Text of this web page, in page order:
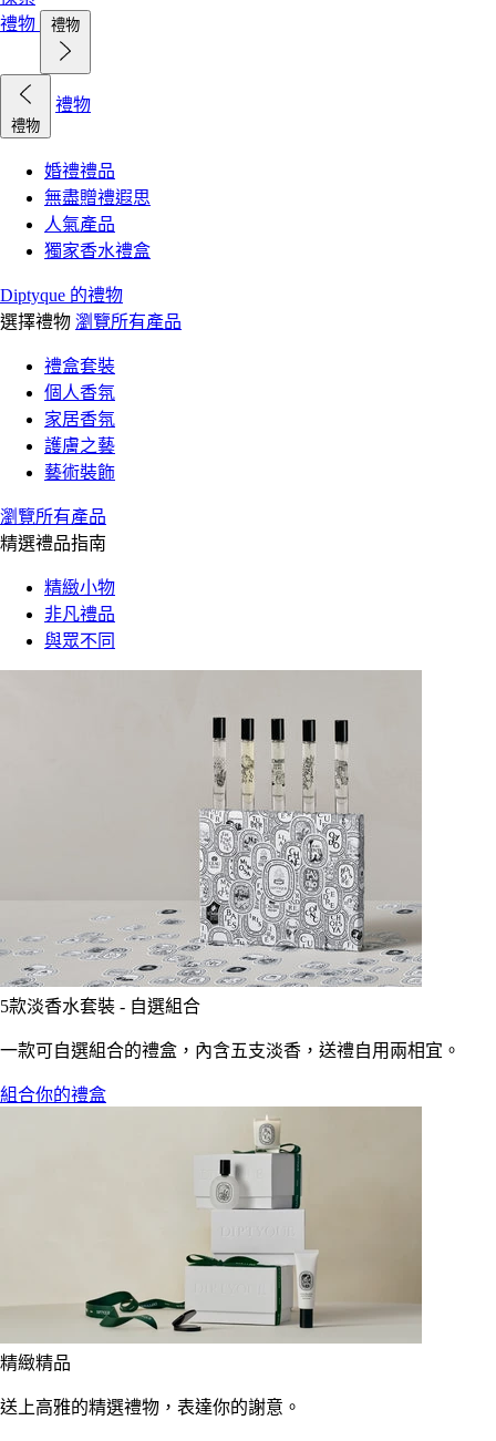
禮物
禮物
禮物
禮物
婚禮禮品
無盡贈禮遐思
人氣產品
獨家香水禮盒
Diptyque 的禮物
選擇禮物 瀏覽所有產品
禮盒套裝
個人香氛
家居香氛
護膚之藝
藝術裝飾
瀏覽所有產品
精選禮品指南
精緻小物
非凡禮品
與眾不同
5款淡香水套裝 - 自選組合
一款可自選組合的禮盒，內含五支淡香，送禮自用兩相宜。
組合你的禮盒
精緻精品
送上高雅的精選禮物，表達你的謝意。